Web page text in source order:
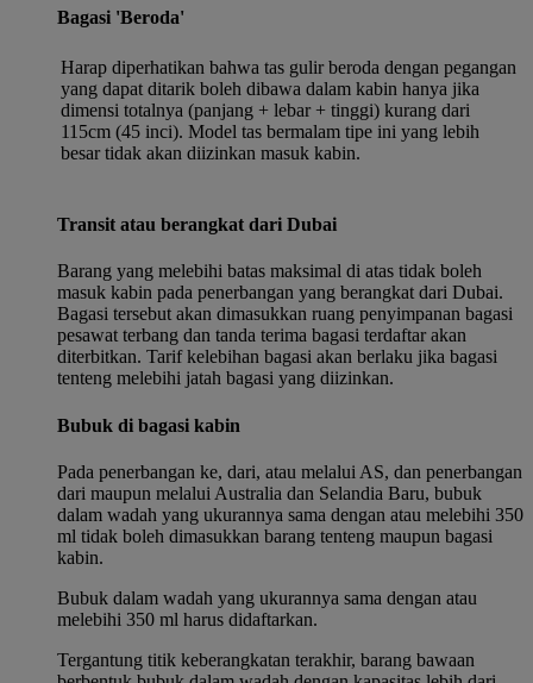
Bagasi 'Beroda'
Harap diperhatikan bahwa tas gulir beroda dengan pegangan
yang dapat ditarik boleh dibawa dalam kabin hanya jika
dimensi totalnya (panjang + lebar + tinggi) kurang dari
115cm (45 inci). Model tas bermalam tipe ini yang lebih
besar tidak akan diizinkan masuk kabin.
Transit atau berangkat dari Dubai
Barang yang melebihi batas maksimal di atas tidak boleh
masuk kabin pada penerbangan yang berangkat dari Dubai.
Bagasi tersebut akan dimasukkan ruang penyimpanan bagasi
pesawat terbang dan tanda terima bagasi terdaftar akan
diterbitkan. Tarif kelebihan bagasi akan berlaku jika bagasi
tenteng melebihi jatah bagasi yang diizinkan.
Bubuk di bagasi kabin
Pada penerbangan ke, dari, atau melalui AS, dan penerbangan
dari maupun melalui Australia dan Selandia Baru, bubuk
dalam wadah yang ukurannya sama dengan atau melebihi 350
ml tidak boleh dimasukkan barang tenteng maupun bagasi
kabin.
Bubuk dalam wadah yang ukurannya sama dengan atau
melebihi 350 ml harus didaftarkan.
Tergantung titik keberangkatan terakhir, barang bawaan